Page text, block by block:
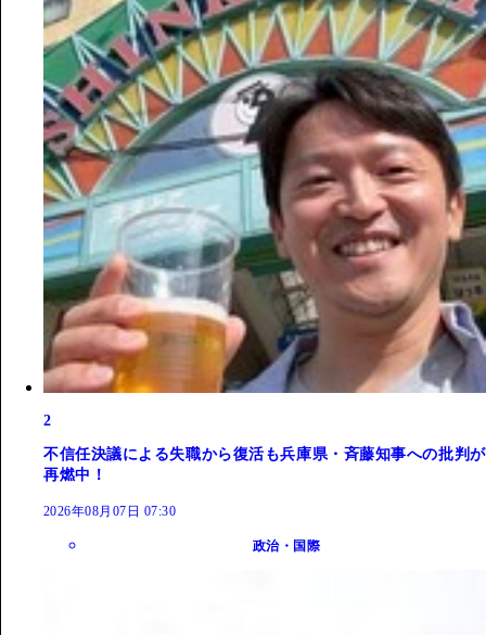
2
不信任決議による失職から復活も兵庫県・斉藤知事への批判が
再燃中！
2026年08月07日 07:30
政治・国際